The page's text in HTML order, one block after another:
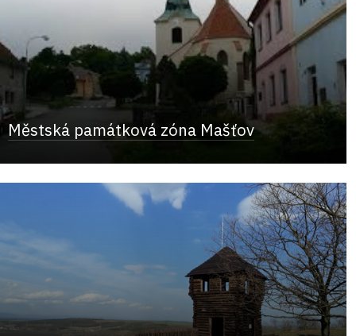
Městská památková zóna Mašťov